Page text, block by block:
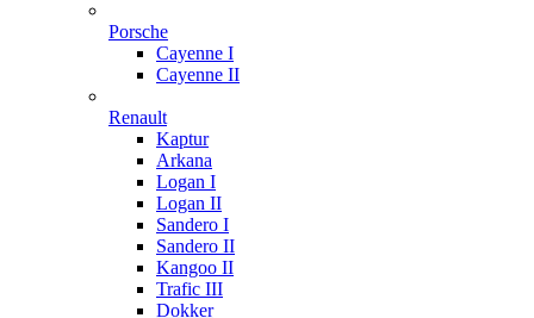
Porsche
Cayenne I
Cayenne II
Renault
Kaptur
Arkana
Logan I
Logan II
Sandero I
Sandero II
Kangoo II
Trafic III
Dokker